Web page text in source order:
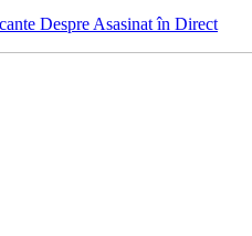
Despre Asasinat în Direct